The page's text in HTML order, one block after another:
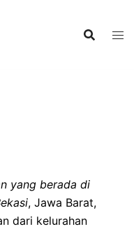
yang berada di
, Jawa Barat,
dari kelurahan